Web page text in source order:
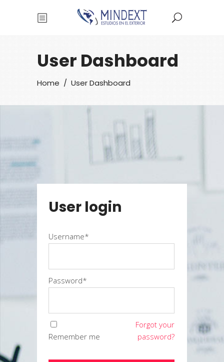
User Dashboard
Home / User Dashboard
User login
Username*
Password*
Remember me
Forgot your
password?